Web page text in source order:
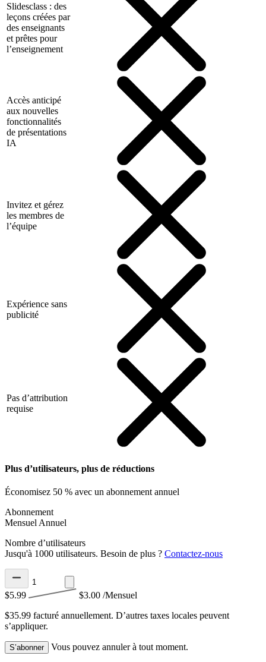
Slidesclass : des
leçons créées par
des enseignants
et prêtes pour
l’enseignement
Accès anticipé
aux nouvelles
fonctionnalités
de présentations
IA
Invitez et gérez
les membres de
l’équipe
Expérience sans
publicité
Pas d’attribution
requise
Plus d’utilisateurs, plus de réductions
Économisez 50 % avec un abonnement annuel
Abonnement
Mensuel Annuel
Nombre d’utilisateurs
Jusqu'à 1000 utilisateurs. Besoin de plus ? Contactez-nous
$5.99 $3.00 /Mensuel
$35.99 facturé annuellement. D’autres taxes locales peuvent
s’appliquer.
S’abonner Vous pouvez annuler à tout moment.